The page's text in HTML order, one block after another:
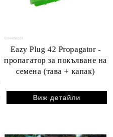
Eazy Plug 42 Propagator -
пропагатор за покълване на
семена (тава + капак)
Виж детайли